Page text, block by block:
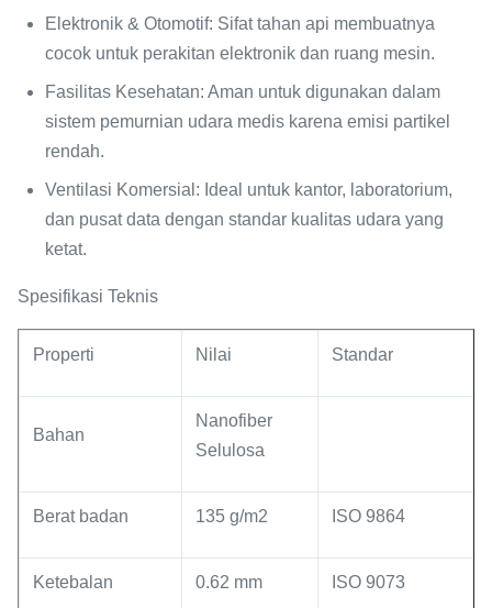
Elektronik & Otomotif: Sifat tahan api membuatnya
cocok untuk perakitan elektronik dan ruang mesin.
Fasilitas Kesehatan: Aman untuk digunakan dalam
sistem pemurnian udara medis karena emisi partikel
rendah.
Ventilasi Komersial : Ideal untuk kantor, laboratorium,
dan pusat data dengan standar kualitas udara yang
ketat.
Spesifikasi Teknis
Properti Nilai Standar
Bahan
Nanofiber
Selulosa
Berat badan 135 g/m2 ISO 9864
Ketebalan 0.62 mm ISO 9073